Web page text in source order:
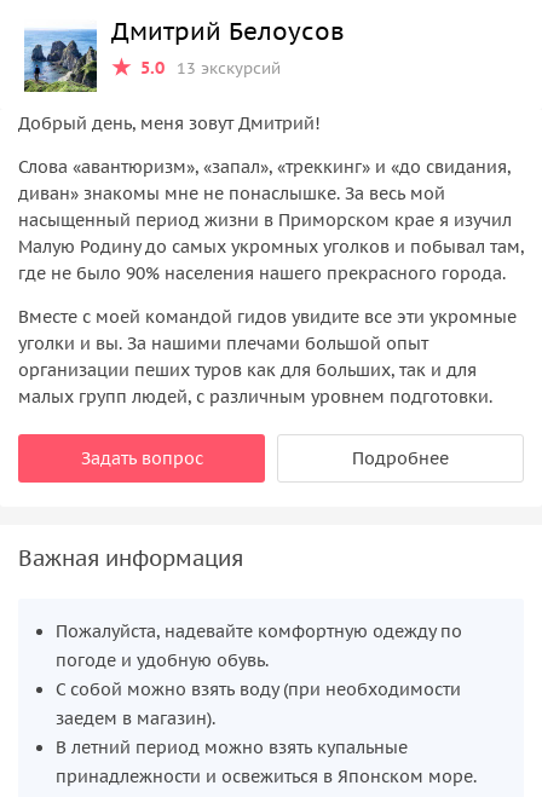
Дмитрий Белоусов
5.0 13 экскурсий
Добрый день, меня зовут Дмитрий!
Слова «авантюризм», «запал», «треккинг» и «до свидания,
диван» знакомы мне не понаслышке. За весь мой
насыщенный период жизни в Приморском крае я изучил
Малую Родину до самых укромных уголков и побывал там,
где не было 90% населения нашего прекрасного города.
Вместе с моей командой гидов увидите все эти укромные
уголки и вы. За нашими плечами большой опыт
организации пеших туров как для больших, так и для
малых групп людей, с различным уровнем подготовки.
Задать вопрос Подробнее
Важная информация
Пожалуйста, надевайте комфортную одежду по
погоде и удобную обувь.
С собой можно взять воду (при необходимости
заедем в магазин).
В летний период можно взять купальные
принадлежности и освежиться в Японском море.